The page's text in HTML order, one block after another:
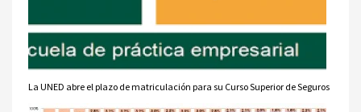
La UNED abre el plazo de matriculación para su Curso Superior de Seguros